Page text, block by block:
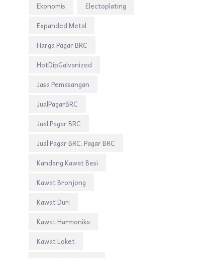
Ekonomis
Electoplating
Expanded Metal
Harga Pagar BRC
HotDipGalvanized
Jasa Pemasangan
JualPagarBRC
Jual Pagar BRC
Jual Pagar BRC. Pagar BRC
Kandang Kawat Besi
Kawat Bronjong
Kawat Duri
Kawat Harmonika
Kawat Loket